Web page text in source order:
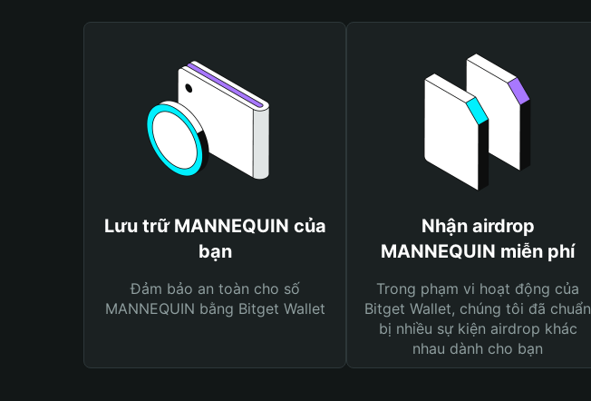
Lưu trữ MANNEQUIN của
bạn
Đảm bảo an toàn cho số
MANNEQUIN bằng Bitget Wallet
Nhận airdrop
MANNEQUIN miễn phí
Trong phạm vi hoạt động của
Bitget Wallet, chúng tôi đã chuẩn
bị nhiều sự kiện airdrop khác
nhau dành cho bạn